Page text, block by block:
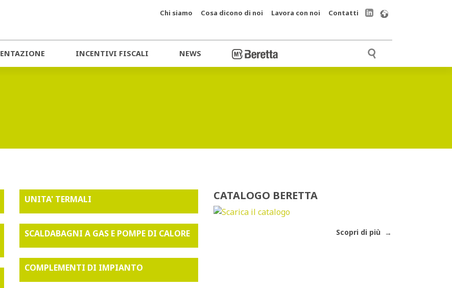
INCENTIVI FISCALI NEWS
Chi siamo Cosa dicono di noi Lavora con noi Contatti
UNITA' TERMALI
SCALDABAGNI A GAS E POMPE DI CALORE
COMPLEMENTI DI IMPIANTO
CATALOGO BERETTA
Scopri di più